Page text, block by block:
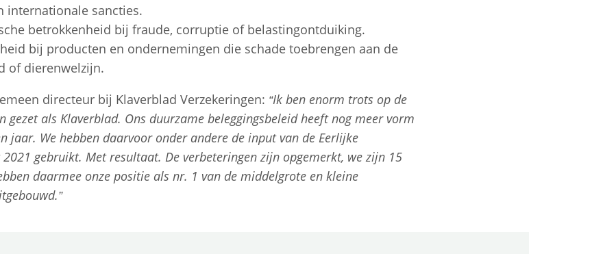
internationale sancties.
betrokkenheid bij fraude, corruptie of belastingontduiking.
bij producten en ondernemingen die schade toebrengen aan de
of dierenwelzijn.
directeur bij Klaverblad Verzekeringen: “Ik ben enorm trots op de
gezet als Klaverblad. Ons duurzame beleggingsbeleid heeft nog meer vorm
jaar. We hebben daarvoor onder andere de input van de Eerlijke
gebruikt. Met resultaat. De verbeteringen zijn opgemerkt, we zijn 15
daarmee onze positie als nr. 1 van de middelgrote en kleine